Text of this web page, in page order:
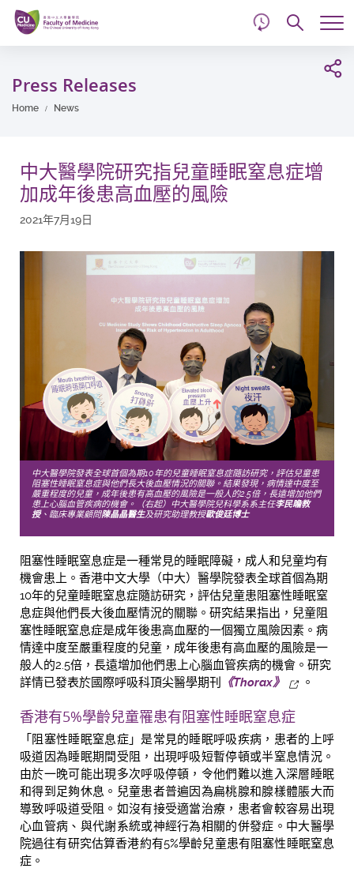
Skip
main
content
Press Releases
Home News
中大醫學院研究指兒童睡眠窒息症增
加成年後患高血壓的風險
2021年7月19日
中大醫學院發表全球首個為期10年的兒童睡眠窒息症隨訪研究，評估兒童患
阻塞性睡眠窒息症與他們長大後血壓情況的關聯。結果發現，病情達中度至
嚴重程度的兒童，成年後患有高血壓的風險是一般人的2.5倍，長遠增加他們
患上心腦血管疾病的機會。（右起）中大醫學院兒科學系系主任李民瞻教
授、臨床專業顧問陳晶晶醫生及研究助理教授歐俊廷博士
阻塞性睡眠窒息症是一種常見的睡眠障礙，成人和兒童均有
機會患上。香港中文大學（中大）醫學院發表全球首個為期
10年的兒童睡眠窒息症隨訪研究，評估兒童患阻塞性睡眠窒
息症與他們長大後血壓情況的關聯。研究結果指出，兒童阻
塞性睡眠窒息症是成年後患高血壓的一個獨立風險因素。病
情達中度至嚴重程度的兒童，成年後患有高血壓的風險是一
般人的2.5倍，長遠增加他們患上心腦血管疾病的機會。研究
詳情已發表於國際呼吸科頂尖醫學期刊
《Thorax》 。
香港有5%學齡兒童罹患有阻塞性睡眠窒息症
「阻塞性睡眠窒息症」是常見的睡眠呼吸疾病，患者的上呼
吸道因為睡眠期間受阻，出現呼吸短暫停頓或半窒息情況。
由於一晚可能出現多次呼吸停頓，令他們難以進入深層睡眠
和得到足夠休息。兒童患者普遍因為扁桃腺和腺樣體脹大而
導致呼吸道受阻。如沒有接受適當治療，患者會較容易出現
心血管病、與代謝系統或神經行為相關的併發症。中大醫學
院過往有研究估算香港約有5%學齡兒童患有阻塞性睡眠窒息
症。